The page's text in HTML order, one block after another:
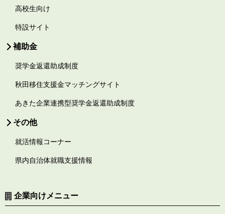
高校生向け
特設サイト
補助金
奨学金返還助成制度
秋田移住支援金マッチングサイト
あきた企業連携型奨学金返還助成制度
その他
就活情報コーナー
県内自治体就職支援情報
企業向けメニュー